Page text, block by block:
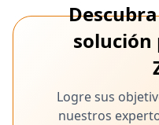
solución
Logre sus
nuestros